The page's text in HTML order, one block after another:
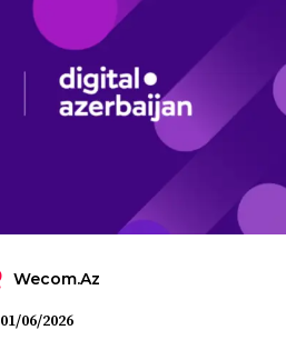
Wecom.az
01/06/2026